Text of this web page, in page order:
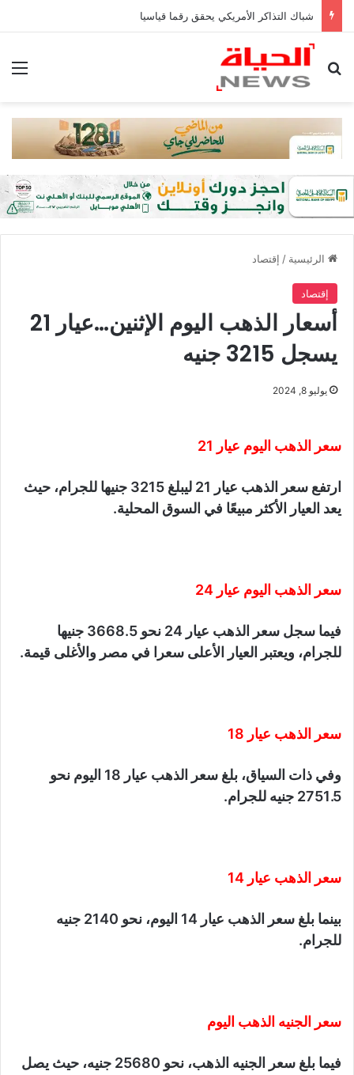
شباك التذاكر الأمريكي يحقق رقما قياسيا
بحث عن
الرئيسية / إقتصاد
إقتصاد
أسعار الذهب اليوم الإثنين…عيار 21
يسجل 3215 جنيه
يوليو 8, 2024
سعر الذهب اليوم عيار 21
ارتفع سعر الذهب عيار 21 ليبلغ 3215 جنيها للجرام، حيث
يعد العيار الأكثر مبيعًا في السوق المحلية.
سعر الذهب اليوم عيار 24
فيما سجل سعر الذهب عيار 24 نحو 3668.5 جنيها
للجرام، ويعتبر العيار الأعلى سعرا في مصر والأغلى قيمة.
سعر الذهب عيار 18
وفي ذات السياق، بلغ سعر الذهب عيار 18 اليوم نحو
2751.5 جنيه للجرام.
سعر الذهب عيار 14
بينما بلغ سعر الذهب عيار 14 اليوم، نحو 2140 جنيه
للجرام.
سعر الجنيه الذهب اليوم
فيما بلغ سعر الجنيه الذهب، نحو 25680 جنيه، حيث يصل